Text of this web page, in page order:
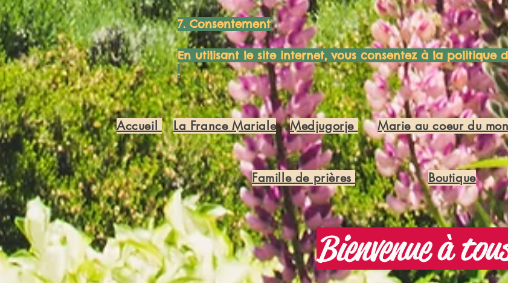
7. Consentement
En utilisant le site internet, vous consentez à la politique
.
Accueil La France Mariale Medjugorje Marie au coeur du
Famille de prières Boutique
Bienvenue à